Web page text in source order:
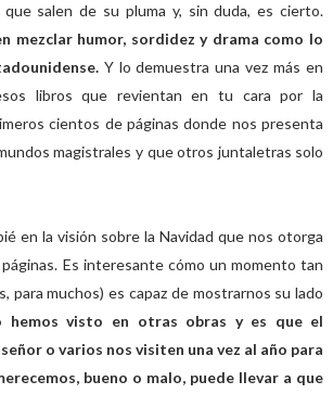
salen de su pluma y, sin duda, es cierto.
mezclar humor, sordidez y drama como lo
Y lo demuestra una vez más en
libros que revientan en tu cara por la
cientos de páginas donde nos presenta
magistrales y que otros juntaletras solo
en la visión sobre la Navidad que nos otorga
Es interesante cómo un momento tan
para muchos) es capaz de mostrarnos su lado
hemos visto en otras obras y es que el
o varios nos visiten una vez al año para
bueno o malo, puede llevar a que